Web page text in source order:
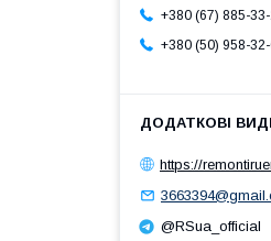
+380 (67) 885-
+380 (50) 958-
https://
@RSua_official